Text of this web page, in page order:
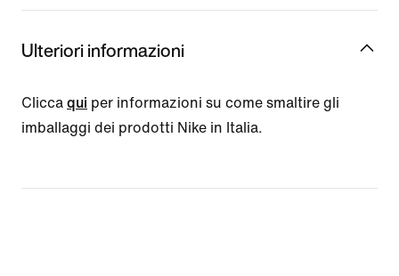
Ulteriori informazioni
Clicca qui per informazioni su come smaltire gli
imballaggi dei prodotti Nike in Italia.